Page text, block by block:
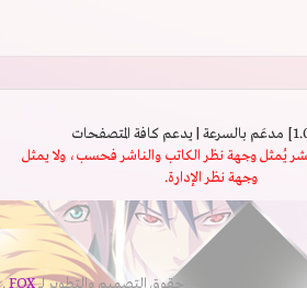
يُمثل وجهة نظر الكاتب والناشر فحسب، ولا يمثل
وجهة نظر الإدارة.
حقوق التصميم والتطوير لــFOX
.